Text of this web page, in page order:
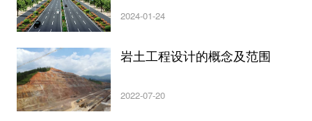
2024-01-24
岩土工程设计的概念及范围
2022-07-20